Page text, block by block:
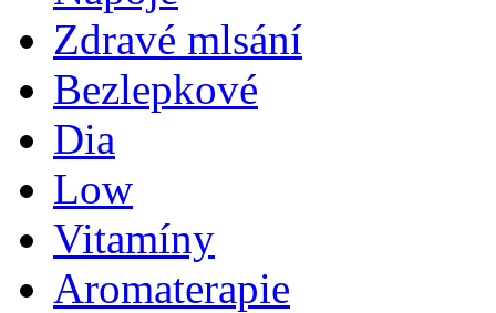
Zdravé mlsání
Bezlepkové
Dia
Low
Vitamíny
Aromaterapie